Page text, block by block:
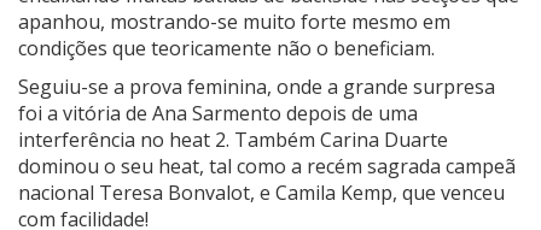
apanhou, mostrando-se muito forte mesmo em
condições que teoricamente não o beneficiam.
Seguiu-se a prova feminina, onde a grande surpresa
foi a vitória de Ana Sarmento depois de uma
interferência no heat 2. Também Carina Duarte
dominou o seu heat, tal como a recém sagrada campeã
nacional Teresa Bonvalot, e Camila Kemp, que venceu
com facilidade!